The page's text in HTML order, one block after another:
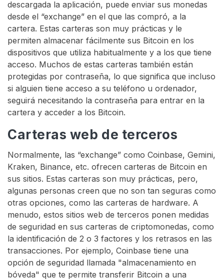
descargada la aplicación, puede enviar sus monedas
desde el “exchange” en el que las compró, a la
cartera. Estas carteras son muy prácticas y le
permiten almacenar fácilmente sus Bitcoin en los
dispositivos que utiliza habitualmente y a los que tiene
acceso. Muchos de estas carteras también están
protegidas por contraseña, lo que significa que incluso
si alguien tiene acceso a su teléfono u ordenador,
seguirá necesitando la contraseña para entrar en la
cartera y acceder a los Bitcoin.
Carteras web de terceros
Normalmente, las “exchange” como Coinbase, Gemini,
Kraken, Binance, etc. ofrecen carteras de Bitcoin en
sus sitios. Estas carteras son muy prácticas, pero,
algunas personas creen que no son tan seguras como
otras opciones, como las carteras de hardware. A
menudo, estos sitios web de terceros ponen medidas
de seguridad en sus carteras de criptomonedas, como
la identificación de 2 o 3 factores y los retrasos en las
transacciones. Por ejemplo, Coinbase tiene una
opción de seguridad llamada "almacenamiento en
bóveda" que te permite transferir Bitcoin a una